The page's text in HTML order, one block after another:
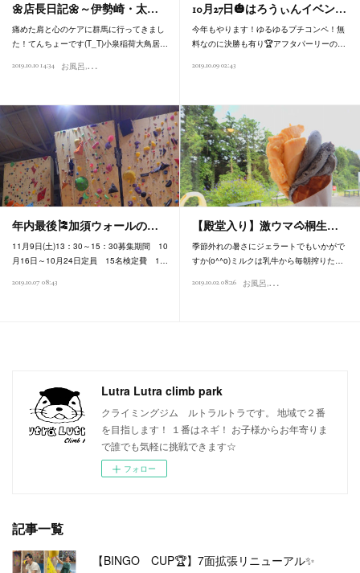
🌼店長日記🌼～伊勢崎・太…
痛めた肩と心のケアに群馬に行ってきまし
た！てんちょーです(T_T)小泉稲荷大鳥居…
2019.10.10 14:34 お風呂 食べ歩き
10月27日🎃はろうぃんイベン…
今年もやります！ゆるゆるプチコンペ！無
料なのに決勝も有り🏆アフタパーリーの…
2019.10.09 02:43
年内最後🎏加須ウォールの…
11月9日(土)13：30～15：30募集期間 10
月16日～10月24日定員 15名検定費 1…
2019.10.07 08:43
【殿堂入り】激ウマ🐴桐生…
季節外れの暑さにジェラートでもいかがで
すか(o^^o)ミルクは乳牛から毎朝搾りた…
2019.10.02 08:26 お風呂 食べ歩き
Lutra Lutra climb park
クライミングジム ルトラルトラです。 地域で２番
を目指します！ １番はネギ！ お子様からお年寄りま
で誰でも気軽に挑戦できます☆
フォロー
記事一覧
【BINGO CUP🏆】7面拡張リニューアル✨